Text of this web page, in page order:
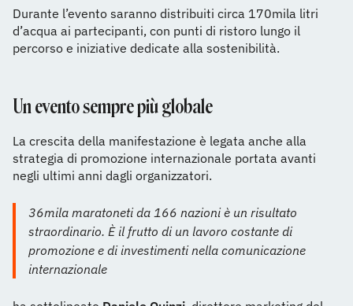
Durante l’evento saranno distribuiti circa 170mila litri
d’acqua ai partecipanti, con punti di ristoro lungo il
percorso e iniziative dedicate alla sostenibilità.
Un evento sempre più globale
La crescita della manifestazione è legata anche alla
strategia di promozione internazionale portata avanti
negli ultimi anni dagli organizzatori.
36mila maratoneti da 166 nazioni è un risultato
straordinario. È il frutto di un lavoro costante di
promozione e di investimenti nella comunicazione
internazionale